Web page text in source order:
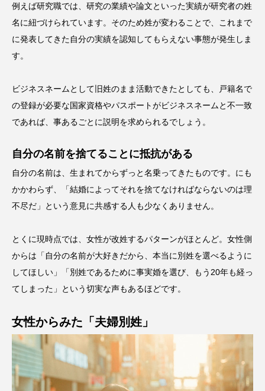
例えば研究職では、研究の業績や論文といった実績が研究者の姓
名に紐づけられています。そのため姓が変わることで、これまで
に発表してきた自分の実績を認知してもらえない事態が発生しま
す。
ビジネスネームとして旧姓のまま活動できたとしても、戸籍名で
の登録が必要な国家資格やパスポートがビジネスネームと不一致
であれば、事あるごとに説明を求められるでしょう。
自分の名前を捨てることに抵抗がある
自分の名前は、生まれてからずっと名乗ってきたものです。にも
かかわらず、「結婚によってそれを捨てなければならないのは理
不尽だ」という意見に共感する人も少なくありません。
とくに現時点では、女性が改姓するパターンがほとんど。女性側
からは「自分の名前が大好きだから、本当に別姓を選べるように
してほしい」「別姓であるために事実婚を選び、もう20年も経っ
てしまった」という切実な声もあるほどです。
女性からみた「夫婦別姓」